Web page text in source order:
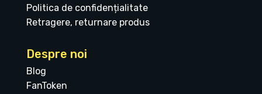
Politica de confidențialitate
Retragere, returnare produs
Despre noi
Blog
FanToken